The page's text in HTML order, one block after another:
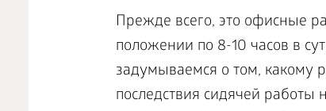
Прежде всего, это офисные
положении по 8-10 часов в
задумываемся о том, какому
последствия сидячей работы